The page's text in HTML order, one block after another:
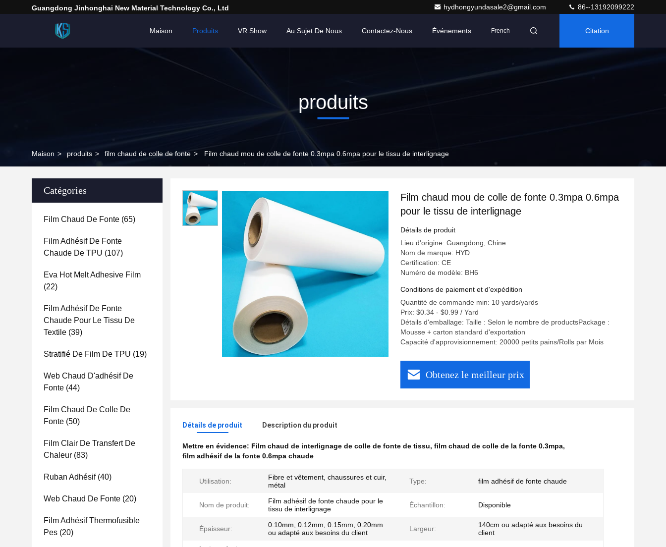
Guangdong Jinhonghai New Material Technology Co., Ltd hydhongyundasale2@gmail.com 86--13192099222
Maison Produits VR Show Au Sujet De Nous Contactez-Nous Événements French Citation
produits
Maison > produits > film chaud de colle de fonte > Film chaud mou de colle de fonte 0.3mpa 0.6mpa pour le tissu de interlignage
Catégories
Film Chaud De Fonte (65)
Film Adhésif De Fonte
Chaude De TPU (107)
Eva Hot Melt Adhesive Film
(22)
Film Adhésif De Fonte
Chaude Pour Le Tissu De
Textile (39)
Stratifié De Film De TPU (19)
Web Chaud D'adhésif De
Fonte (44)
Film Chaud De Colle De
Fonte (50)
Film Clair De Transfert De
Chaleur (83)
Ruban Adhésif(40)
Web Chaud De Fonte (20)
Film Adhésif Thermofusible
Pes (20)
Film chaud mou de colle de fonte 0.3mpa 0.6mpa
pour le tissu de interlignage
Détails de produit
Lieu d'origine: Guangdong, Chine
Nom de marque: HYD
Certification: CE
Numéro de modèle: BH6
Conditions de paiement et d'expédition
Quantité de commande min: 10 yards/yards
Prix: $0.34 - $0.99 / Yard
Détails d'emballage: Taille : Selon le nombre de productsPackage :
Mousse + carton standard d'exportation
Capacité d'approvisionnement: 20000 petits pains/Rolls par Mois
Obtenez le meilleur prix
Détails de produit Description du produit
Mettre en évidence: Film chaud de interlignage de colle de fonte de tissu, film chaud de colle de la fonte 0.3mpa,
film adhésif de la fonte 0.6mpa chaude
Utilisation:
Fibre et vêtement, chaussures et cuir,
métal
Type: film adhésif de fonte chaude
Nom de produit:
Film adhésif de fonte chaude pour le
tissu de interlignage
Échantillon: Disponible
Épaisseur:
0.10mm, 0.12mm, 0.15mm, 0.20mm
ou adapté aux besoins du client
Largeur:
140cm ou adapté aux besoins du
client